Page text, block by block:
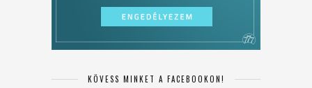
KÖVESS MINKET A FACEBOOKON!